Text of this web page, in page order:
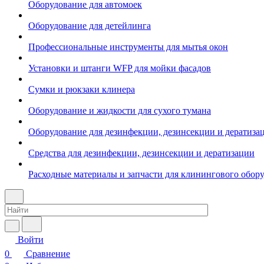
Оборудование для автомоек
Оборудование для детейлинга
Профессиональные инструменты для мытья окон
Установки и штанги WFP для мойки фасадов
Сумки и рюкзаки клинера
Оборудование и жидкости для сухого тумана
Оборудование для дезинфекции, дезинсекции и
Средства для дезинфекции, дезинсекции и дератизации
Расходные материалы и запчасти для клинингового
Войти
0
Сравнение